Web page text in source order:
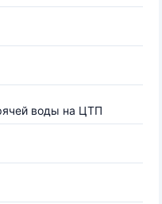
воды на ЦТП